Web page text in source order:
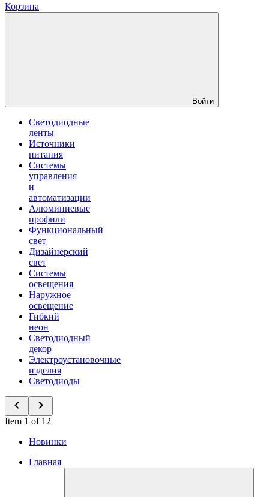
Корзина
Войти
Светодиодные
ленты
Источники
питания
Системы
управления
и
автоматизации
Алюминиевые
профили
Функциональный
свет
Дизайнерский
свет
Системы
освещения
Наружное
освещение
Гибкий
неон
Светодиодный
декор
Электроустановочные
изделия
Светодиоды
Item 1 of 12
Новинки
Главная